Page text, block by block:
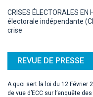
CRISES ÉLECTORALES
électorale indépendante
crise
REVUE DE PRESSE
A quoi sert la loi du 12 Février
de vue d’ECC sur l’enquête